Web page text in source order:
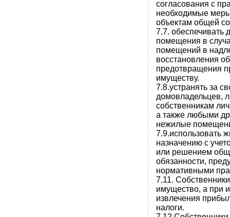
согласования с
необходимые
объектам общей
7.7. обеспечивать
помещения в
помещений в
восстановления
предотвращения
имуществу.
7.8.устранять за
домовладельцев,
собственникам
а также любыми
нежилые
7.9.использовать
назначению с
или решением
обязанности,
нормативными
7.11.
имущество, а при
извлечения
налоги.